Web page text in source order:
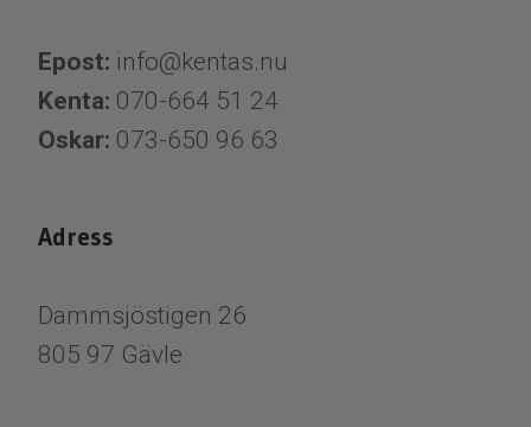
Epost: info@kentas.nu
Kenta: 070-664 51 24
Oskar: 073-650 96 63
Adress
Dammsjöstigen 26
805 97 Gävle